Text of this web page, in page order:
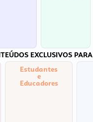
EXCLUSIVOS PARA
Estudantes
e
Educadores